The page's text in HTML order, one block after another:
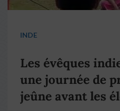
INDE
Les évêques
une journée de
jeûne avant les